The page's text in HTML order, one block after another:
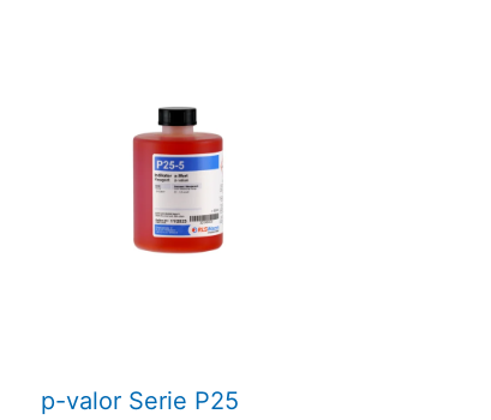
p-valor Serie P25